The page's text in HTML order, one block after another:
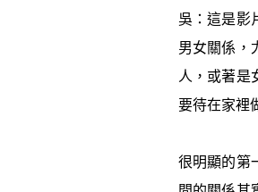
吳：這是影
男女關係，
人，或著是
要待在家裡
很明顯的第